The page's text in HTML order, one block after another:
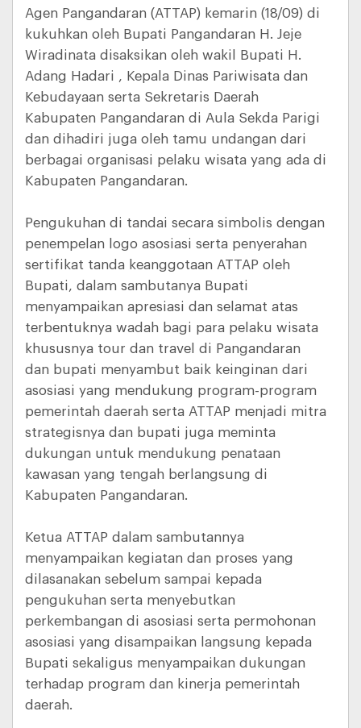
Agen Pangandaran (ATTAP) kemarin (18/09) di
kukuhkan oleh Bupati Pangandaran H. Jeje
Wiradinata disaksikan oleh wakil Bupati H.
Adang Hadari , Kepala Dinas Pariwisata dan
Kebudayaan serta Sekretaris Daerah
Kabupaten Pangandaran di Aula Sekda Parigi
dan dihadiri juga oleh tamu undangan dari
berbagai organisasi pelaku wisata yang ada di
Kabupaten Pangandaran.
Pengukuhan di tandai secara simbolis dengan
penempelan logo asosiasi serta penyerahan
sertifikat tanda keanggotaan ATTAP oleh
Bupati, dalam sambutanya Bupati
menyampaikan apresiasi dan selamat atas
terbentuknya wadah bagi para pelaku wisata
khususnya tour dan travel di Pangandaran
dan bupati menyambut baik keinginan dari
asosiasi yang mendukung program-program
pemerintah daerah serta ATTAP menjadi mitra
strategisnya dan bupati juga meminta
dukungan untuk mendukung penataan
kawasan yang tengah berlangsung di
Kabupaten Pangandaran.
Ketua ATTAP dalam sambutannya
menyampaikan kegiatan dan proses yang
dilasanakan sebelum sampai kepada
pengukuhan serta menyebutkan
perkembangan di asosiasi serta permohonan
asosiasi yang disampaikan langsung kepada
Bupati sekaligus menyampaikan dukungan
terhadap program dan kinerja pemerintah
daerah.